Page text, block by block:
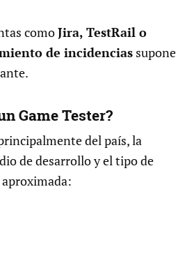
comoJira, TestRail o
de incidencias supone
Game Tester?
del país, la
de desarrollo y el tipo de